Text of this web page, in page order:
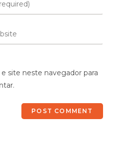
site neste navegador para